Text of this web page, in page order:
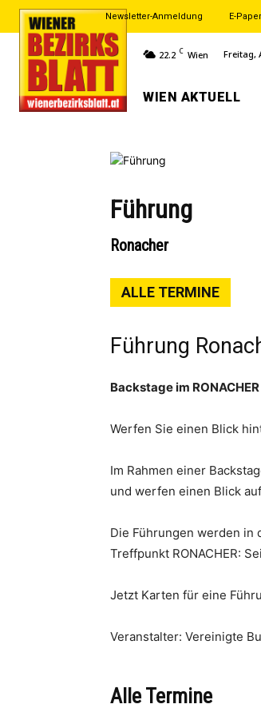
Newsletter-Anmeldung E-Paper
22.2 C Wien Freitag,
WIEN AKTUELL
Führung
Ronacher
ALLE TERMINE
Führung
Backstage im RONACHER
Werfen Sie einen Blick
Im Rahmen einer
und werfen einen Blick
Die Führungen werden in
Treffpunkt RONACHER:
Jetzt Karten für eine
Veranstalter: Vereinigte
Alle Termine